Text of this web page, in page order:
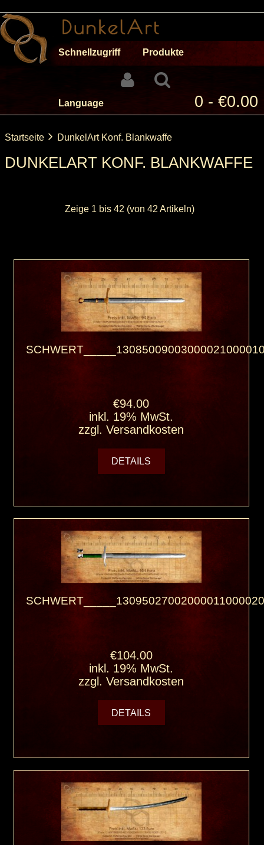
Schnellzugriff Produkte
Language 0 - €0.00
Startseite DunkelArt Konf. Blankwaffe
DUNKELART KONF. BLANKWAFFE
Zeige 1 bis 42 (von 42 Artikeln)
€94.00
inkl. 19% MwSt.
zzgl.Versandkosten
DETAILS
€104.00
inkl. 19% MwSt.
zzgl.Versandkosten
DETAILS